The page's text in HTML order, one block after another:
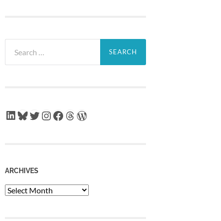
for:
LinkedIn
Bluesky
Twitter
Instagram
Facebook
Threads
WordPress
ARCHIVES
Archives